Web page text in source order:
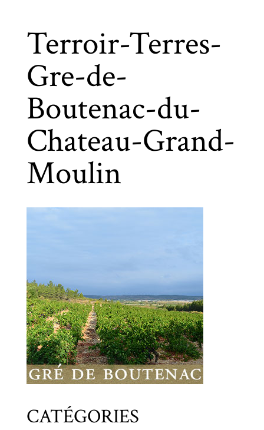
Terroir-Terres-
Gre-de-
Boutenac-du-
Chateau-Grand-
Moulin
CATÉGORIES